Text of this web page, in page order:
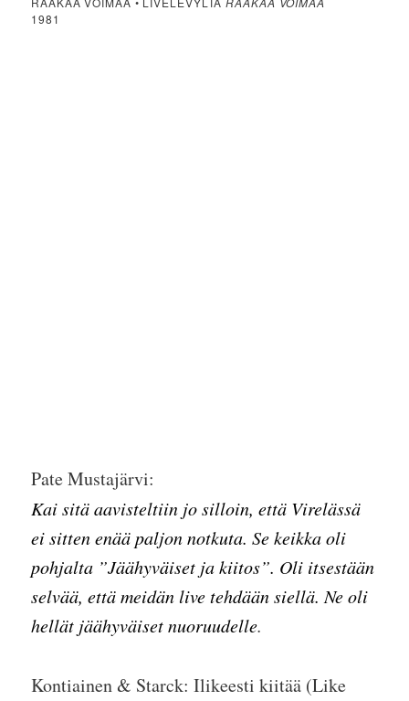
1981
Pate Mustajärvi:
Kai sitä aavisteltiin jo silloin, että Virelässä
ei sitten enää paljon notkuta. Se keikka oli
pohjalta ”Jäähyväiset ja kiitos”. Oli itsestään
selvää, että meidän live tehdään siellä. Ne oli
hellät jäähyväiset nuoruudelle.
Kontiainen & Starck: Ilikeesti kiitää (Like